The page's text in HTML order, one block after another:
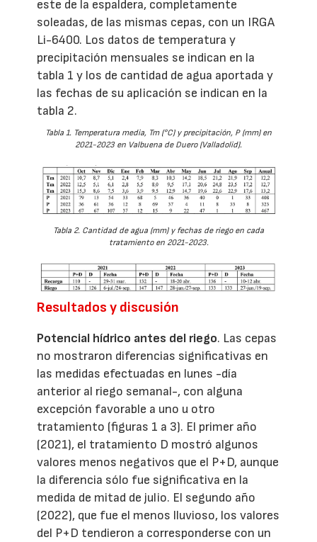
este de la espaldera, completamente
soleadas, de las mismas cepas, con un IRGA
Li-6400. Los datos de temperatura y
precipitación mensuales se indican en la
tabla 1 y los de cantidad de agua aportada y
las fechas de su aplicación se indican en la
tabla 2.
Tabla 1. Temperatura media, Tm (°C) y precipitación, P (mm) en
2021-2023 en Valbuena de Duero (Valladolid).
Tabla 2. Cantidad de agua (mm) y fechas de riego en cada
tratamiento en 2021-2023.
Resultados y discusión
Potencial hídrico antes del riego. Las cepas
no mostraron diferencias significativas en
las medidas efectuadas en lunes -día
anterior al riego semanal-, con alguna
excepción favorable a uno u otro
tratamiento (figuras 1 a 3). El primer año
(2021), el tratamiento D mostró algunos
valores menos negativos que el P+D, aunque
la diferencia sólo fue significativa en la
medida de mitad de julio. El segundo año
(2022), que fue el menos lluvioso, los valores
del P+D tendieron a corresponderse con un